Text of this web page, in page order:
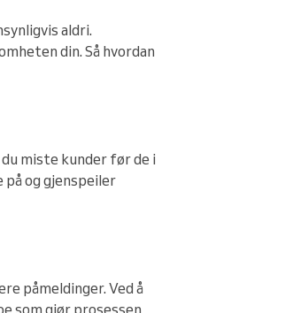
aldri.
din. Så hvordan
miste kunder før de i
og gjenspeiler
påmeldinger. Ved å
som gjør prosessen